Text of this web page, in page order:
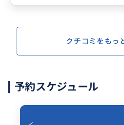
のご家族のお話からカンボジ
外国の観光地は一生に一度の機
が、コミュニケーションのスト
実感しました。現地では他言語
ですが、ぜひ今後もこの素晴ら
クチコミをもっ
予約スケジュール